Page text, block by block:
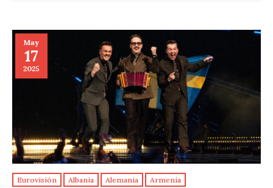
May
17
2025
Eurovisión Albania Alemania Armenia